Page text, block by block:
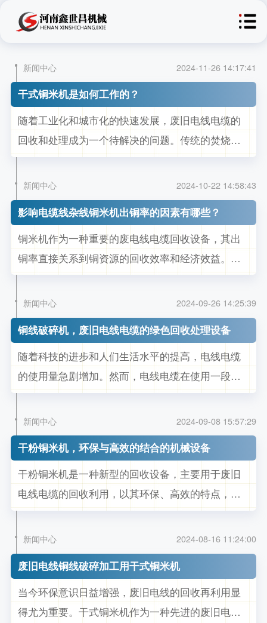
新闻中心 2024-11-26 14:17:41
干式铜米机是如何工作的？
随着工业化和城市化的快速发展，废旧电线电缆的
回收和处理成为一个待解决的问题。传统的焚烧和
填埋方法不仅浪费资源，还会对环境造成严重污
染。为了应对这类问题，干式铜米机通过先进的技
术和环保的设计，实现了废旧电线电缆的高效回收
和资源再利用。 干式铜米机的工作原理 干式铜米机
是一种专门用于处理废旧电线...
新闻中心 2024-10-22 14:58:43
影响电缆线杂线铜米机出铜率的因素有哪些？
铜米机作为一种重要的废电线电缆回收设备，其出
铜率直接关系到铜资源的回收效率和经济效益。那
影响电缆线杂线铜米机出铜率的因素有哪些？我们
一起来了解下。 影响杂线铜米机出铜率的因素 1. 废
电线电缆的含铜量 废电线电缆的含铜量是影响铜米
机出铜率的首要因素。不同类型的废电线电缆，其
含铜量有所不同。...
新闻中心 2024-09-26 14:25:39
铜线破碎机，废旧电线电缆的绿色回收处理设备
随着科技的进步和人们生活水平的提高，电线电缆
的使用量急剧增加。然而，电线电缆在使用一段时
间后，由于老化或其他原因，需要被淘汰和更换。
这些废旧电线电缆不仅占用空间，还对环境造成潜
在威胁。如何有效处理这些废旧电线电缆，成为了
一个重要的问题。铜线破碎机的出现，为这一问题
提供了理想的解决方案。 铜线破碎...
新闻中心 2024-09-08 15:57:29
干粉铜米机，环保与高效的结合的机械设备
干粉铜米机是一种新型的回收设备，主要用于废旧
电线电缆的回收利用，以其环保、高效的特点，在
市场上占据了一席之地。本文将详细介绍干粉铜米
机的工作原理以及优势。 干粉铜米机是通过干式物
理分离法，将废旧电线电缆破碎分离成纯净的铜和
塑料。其工作原理主要包括以下几个步骤：首先，
废旧电线电缆经过一级剪切破碎，...
新闻中心 2024-08-16 11:24:00
废旧电线铜线破碎加工用干式铜米机
当今环保意识日益增强，废旧电线的回收再利用显
得尤为重要。干式铜米机作为一种先进的废旧电线